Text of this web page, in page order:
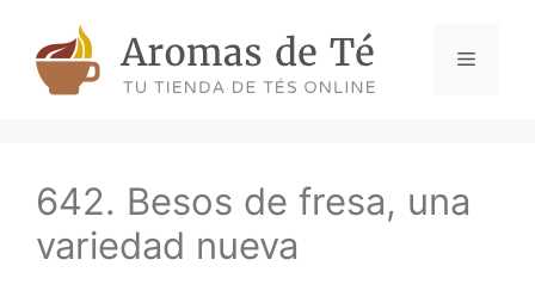
content
Menu
642. Besos de fresa, una
variedad nueva